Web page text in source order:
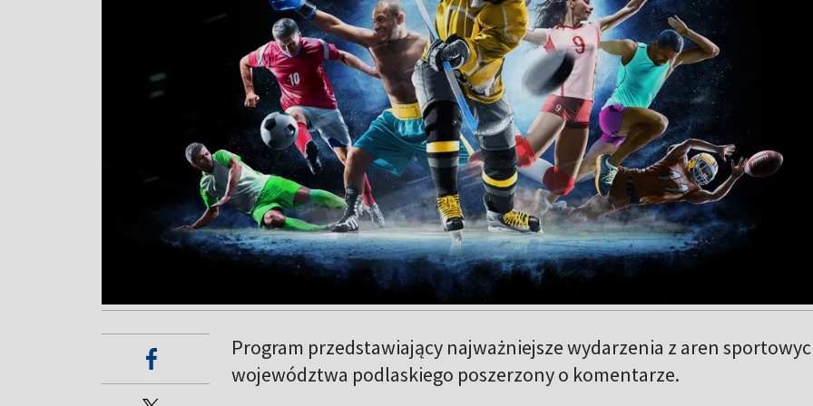
Program przedstawiający najważniejsze wydarzenia z aren
województwa podlaskiego poszerzony o komentarze.